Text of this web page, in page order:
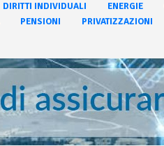
DIRITTI INDIVIDUALI ENERGIE
PENSIONI PRIVATIZZAZIONI